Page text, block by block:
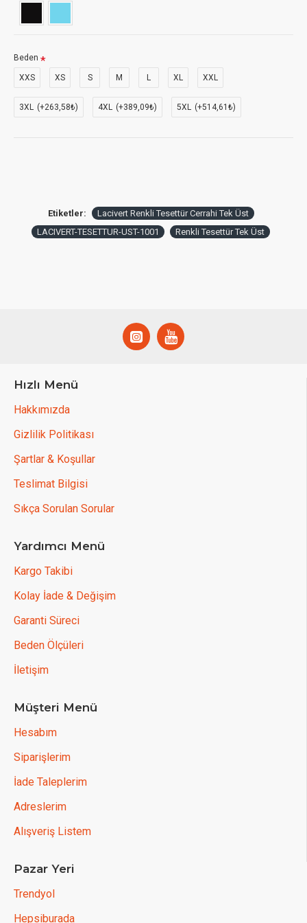
Beden
XXS XS S M L XL XXL
3XL (+263,58₺) 4XL (+389,09₺) 5XL (+514,61₺)
Etiketler:
Lacivert Renkli Tesettür Cerrahi Tek Üst
LACIVERT-TESETTUR-UST-1001
Renkli Tesettür Tek Üst
Hızlı Menü
Hakkımızda
Gizlilik Politikası
Şartlar & Koşullar
Teslimat Bilgisi
Sıkça Sorulan Sorular
Yardımcı Menü
Kargo Takibi
Kolay İade & Değişim
Garanti Süreci
Beden Ölçüleri
İletişim
Müşteri Menü
Hesabım
Siparişlerim
İade Taleplerim
Adreslerim
Alışveriş Listem
Pazar Yeri
Trendyol
Hepsiburada